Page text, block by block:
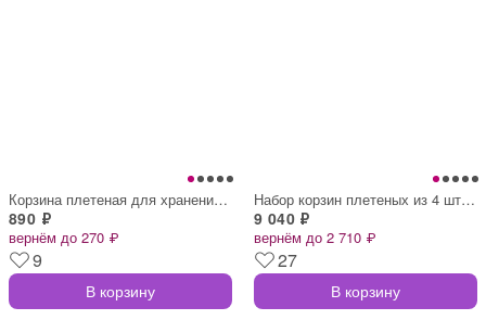
Корзина плетеная для хранения fibra, бам
890 ₽
вернём до 270 ₽
9
В корзину
Набор корзин плетеных из 4 шт., 48×37/42
9 040 ₽
вернём до 2 710 ₽
27
В корзину